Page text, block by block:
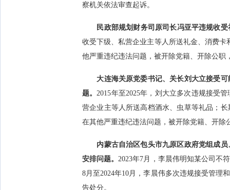
察机关依法审查起诉。
民政部规划财务司原司长冯亚平违规收
收受下级、私营企业主等人所送礼金、消费
他严重违纪违法问题，被开除党籍、开除公
大连海关原党委书记、关长刘大立接受
题。2015年至2025年，刘大立多次违规接受
营企业主等人所送高档酒水、虫草等礼品；
在其他严重违纪违法问题，被开除党籍、开
内蒙古自治区包头市九原区政府党组成
安排问题。2023年7月，李晨伟明知某公司不
8月至2024年10月，李晨伟多次违规接受管理
告处分。